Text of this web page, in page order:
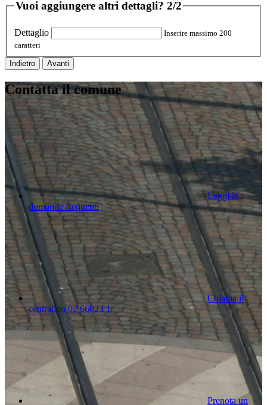
Vuoi aggiungere altri dettagli? 2/2
Dettaglio
Inserire massimo 200
caratteri
Indietro Avanti
Contatta il comune
Leggi le
domande frequenti
Chiama il
centralino 02 66023 1
Prenota un